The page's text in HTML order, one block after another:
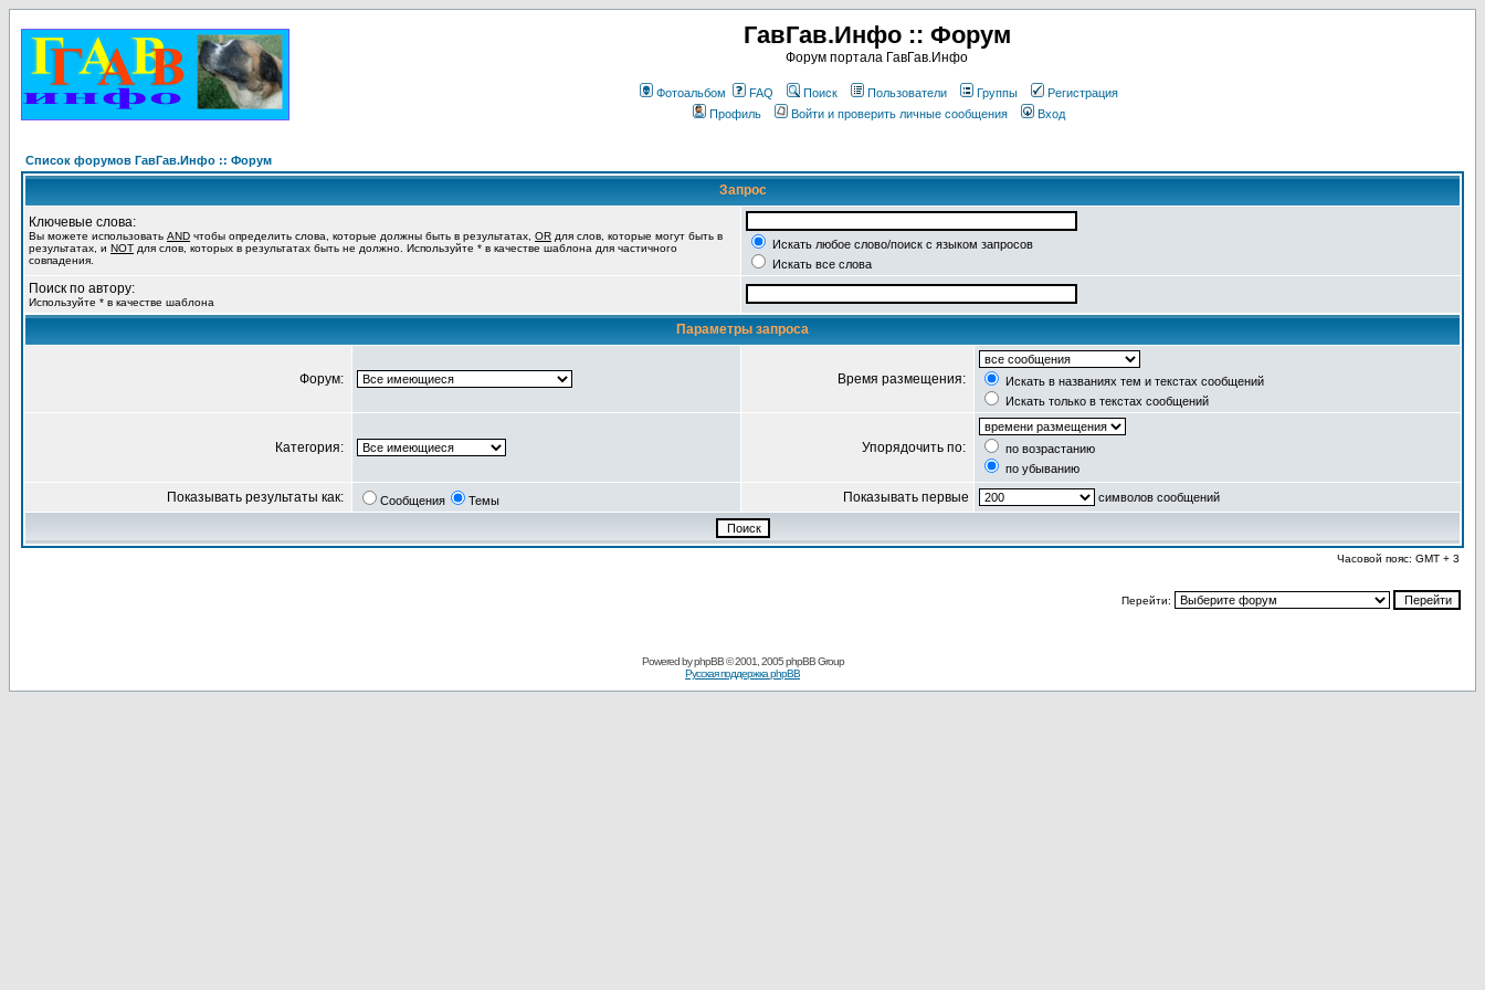
ГавГав.Инфо :: Форум
Форум портала ГавГав.Инфо
Фотоальбом FAQ Поиск Пользователи Группы
Регистрация
Профиль
Войти и проверить личные сообщения Вход
Список форумов ГавГав.Инфо :: Форум
Запрос
Ключевые слова:
Вы можете использовать AND чтобы определить слова, которые должны быть в результатах, OR для слов, которые могут быть в
результатах, и NOT для слов, которых в результатах быть не должно. Используйте * в качестве шаблона для частичного
совпадения.
Искать любое слово/поиск с языком запросов
Искать все слова
Поиск по автору:
Используйте * в качестве шаблона
Параметры запроса
Форум: Время размещения:
Искать в названиях тем и текстах сообщений
Искать только в текстах сообщений
Категория: Упорядочить по:
по возрастанию
по убыванию
Показывать результаты как: Сообщения Темы Показывать первые символов сообщений
Часовой пояс: GMT + 3
Перейти:
Powered byphpBB© 2001, 2005 phpBB Group
Русская поддержка phpBB